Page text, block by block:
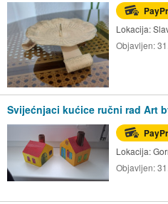
Lokacija:
Objavljen:
Svijećnjaci kućice ručni rad Art
Lokacija:
Objavljen: